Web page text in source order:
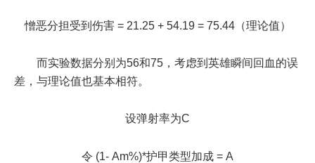
憎恶分担受到伤害 = 21.25 + 54.19 = 75.44（理论值）
而实验数据分别为56和75，考虑到英雄瞬间回血的误
差，与理论值也基本相符。
设弹射率为C
令 (1- Am%)*护甲类型加成 = A